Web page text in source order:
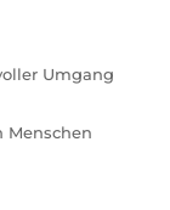
Umgang
Menschen